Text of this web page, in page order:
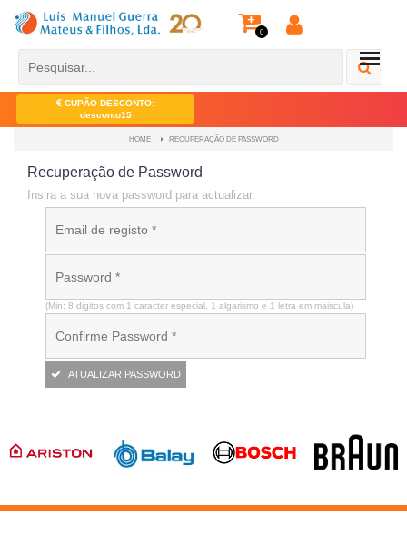
0
CUPÃO DESCONTO:
desconto15
HOME RECUPERAÇÃO DE PASSWORD
Recuperação de Password
Insira a sua nova password para actualizar.
(Min: 8 digitos com 1 caracter especial, 1 algarismo e 1 letra em maiscula)
ATUALIZAR PASSWORD